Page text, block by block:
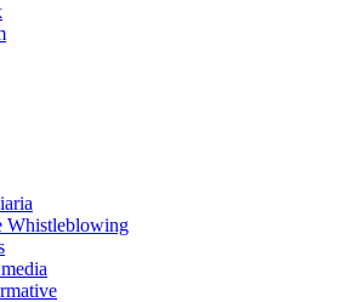
Whistleblowing